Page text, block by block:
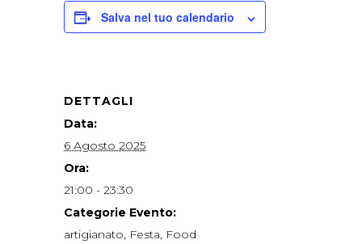
Salva nel tuo calendario
DETTAGLI
Data:
6 Agosto 2025
Ora:
21:00 - 23:30
Categorie Evento:
artigianato, Festa, Food